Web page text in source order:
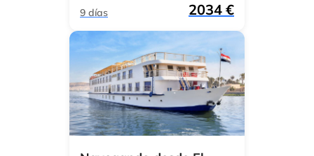
9 días 2034 €